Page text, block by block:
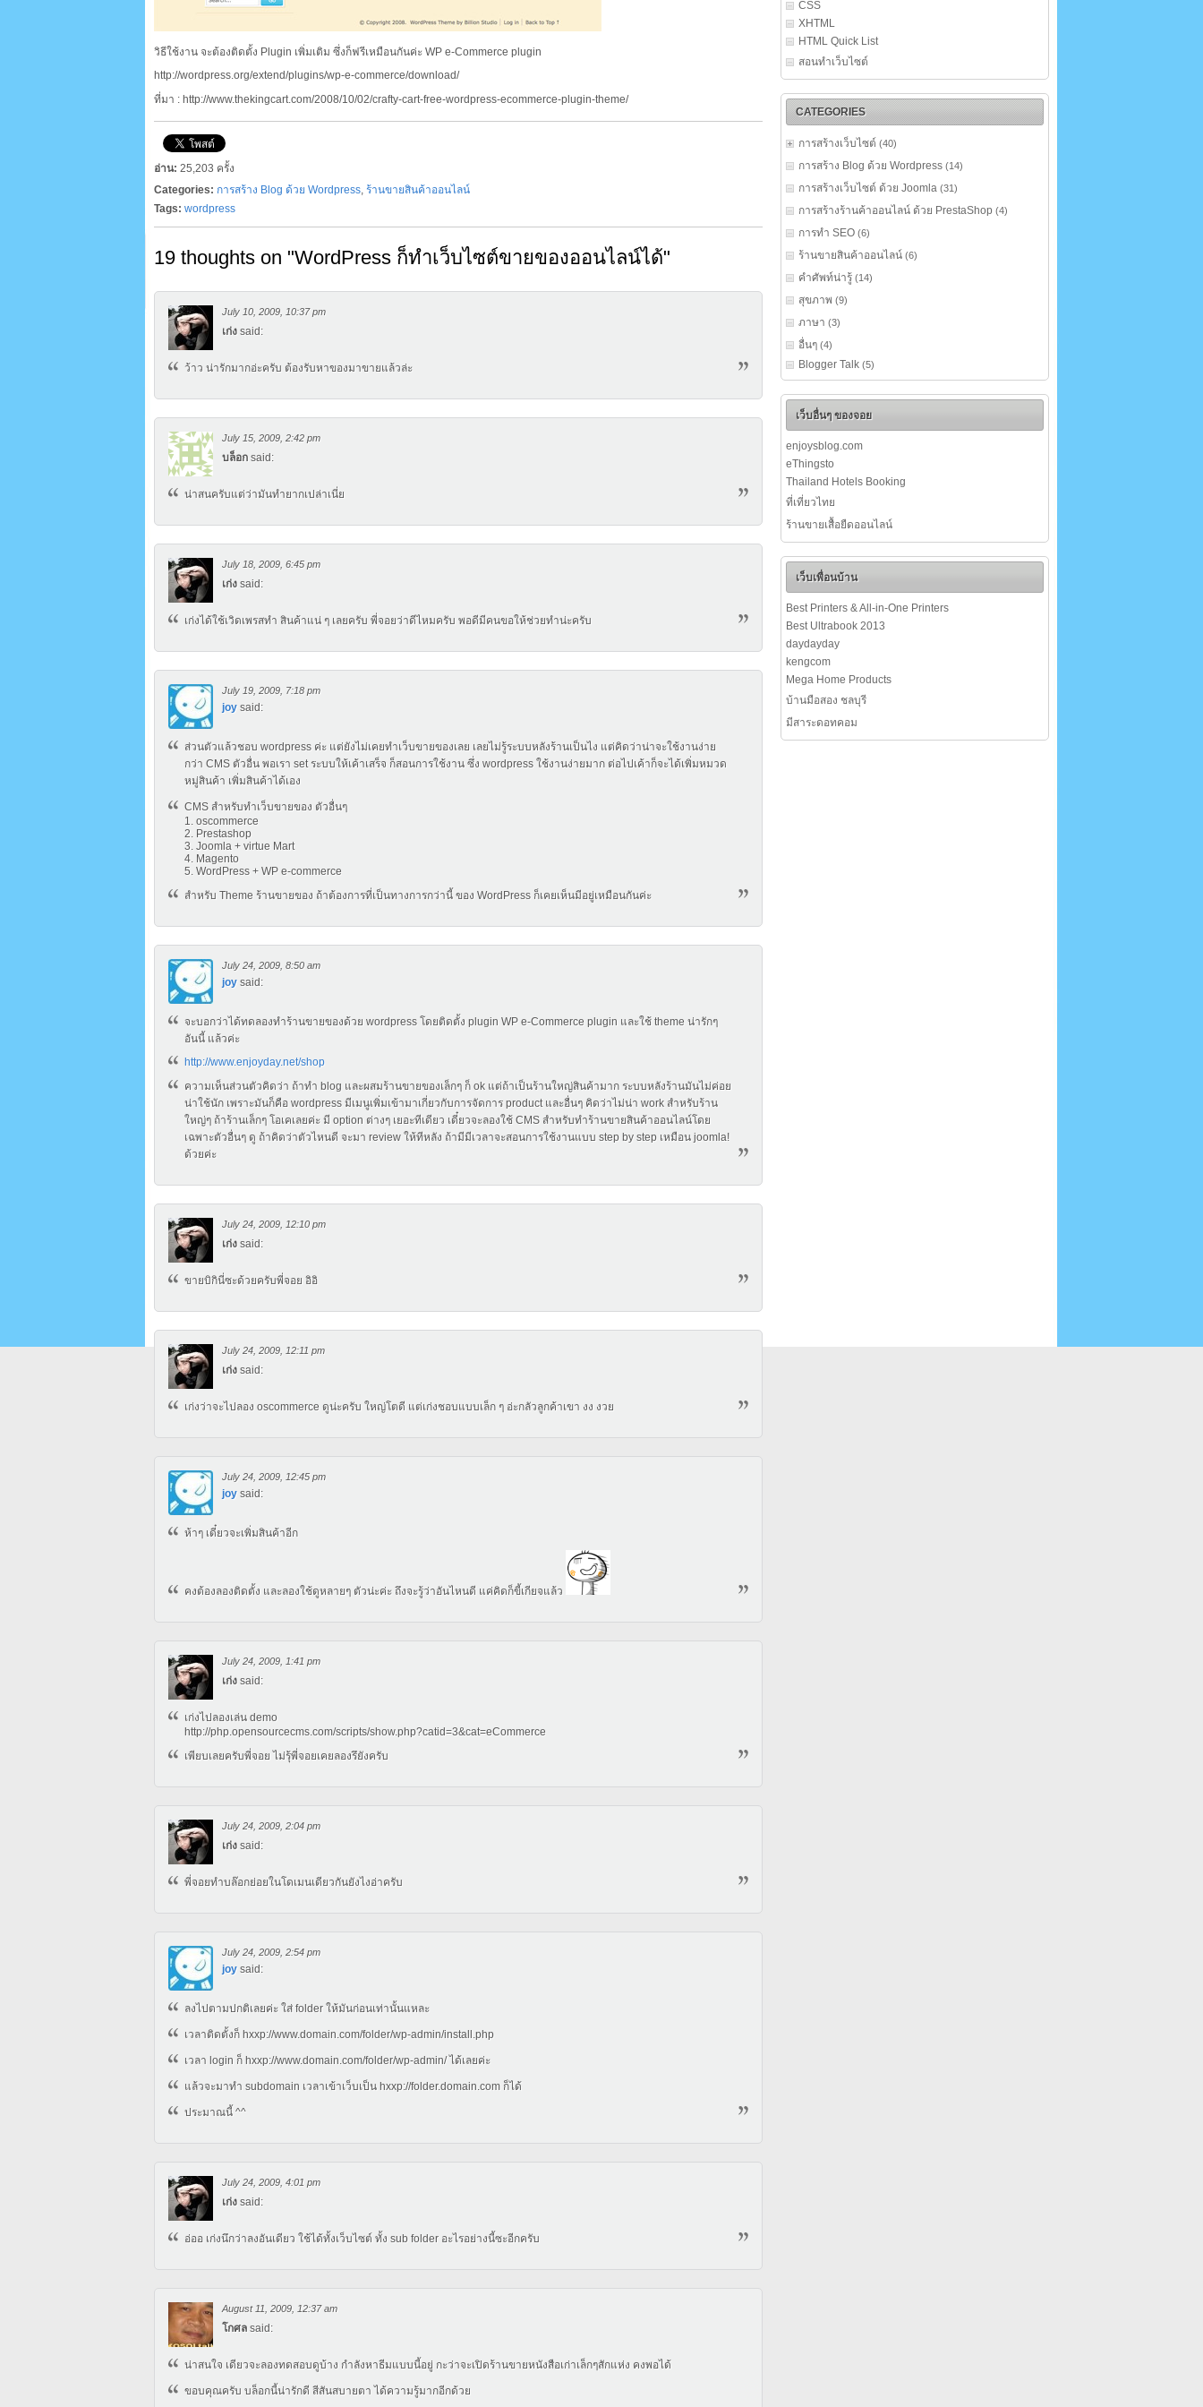
วิธีใช้งาน จะต้องติดตั้ง Plugin เพิ่มเติม ซึ่งก็ฟรีเหมือนกันค่ะ WP e-Commerce plugin
http://wordpress.org/extend/plugins/wp-e-commerce/download/
ที่มา : http://www.thekingcart.com/2008/10/02/crafty-cart-free-wordpress-ecommerce-plugin-theme/
อ่าน: 25,203 ครั้ง
Categories: การสร้าง Blog ด้วย Wordpress, ร้านขายสินค้าออนไลน์
Tags: wordpress
19 thoughts on "WordPress ก็ทำเว็บไซต์ขายของออนไลน์ได้"
July 10, 2009, 10:37 pm
เก่ง said:
ว้าว น่ารักมากอ่ะครับ ต้องรับหาของมาขายแล้วล่ะ
July 15, 2009, 2:42 pm
บล็อก said:
น่าสนครับแต่ว่ามันทำยากเปล่าเนี่ย
July 18, 2009, 6:45 pm
เก่ง said:
เก่งได้ใช้เวิดเพรสทำ สินค้าแน่ ๆ เลยครับ พี่จอยว่าดีไหมครับ พอดีมีคนขอให้ช่วยทำน่ะครับ
July 19, 2009, 7:18 pm
joy said:
ส่วนตัวแล้วชอบ wordpress ค่ะ แต่ยังไม่เคยทำเว็บขายของเลย เลยไม่รู้ระบบหลังร้านเป็นไง แต่คิดว่าน่าจะใช้งานง่าย
กว่า CMS ตัวอื่น พอเรา set ระบบให้เค้าเสร็จ ก็สอนการใช้งาน ซึ่ง wordpress ใช้งานง่ายมาก ต่อไปเค้าก็จะได้เพิ่มหมวด
หมู่สินค้า เพิ่มสินค้าได้เอง
CMS สำหรับทำเว็บขายของ ตัวอื่นๆ
1. oscommerce
2. Prestashop
3. Joomla + virtue Mart
4. Magento
5. WordPress + WP e-commerce
สำหรับ Theme ร้านขายของ ถ้าต้องการที่เป็นทางการกว่านี้ ของ WordPress ก็เคยเห็นมีอยู่เหมือนกันค่ะ
July 24, 2009, 8:50 am
joy said:
จะบอกว่าได้ทดลองทำร้านขายของด้วย wordpress โดยติดตั้ง plugin WP e-Commerce plugin และใช้ theme น่ารักๆ
อันนี้ แล้วค่ะ
http://www.enjoyday.net/shop
ความเห็นส่วนตัวคิดว่า ถ้าทำ blog และผสมร้านขายของเล็กๆ ก็ ok แต่ถ้าเป็นร้านใหญ่สินค้ามาก ระบบหลังร้านมันไม่ค่อย
น่าใช้นัก เพราะมันก็คือ wordpress มีเมนูเพิ่มเข้ามาเกี่ยวกับการจัดการ product และอื่นๆ คิดว่าไม่น่า work สำหรับร้าน
ใหญ่ๆ ถ้าร้านเล็กๆ โอเคเลยค่ะ มี option ต่างๆ เยอะทีเดียว เดี๋ยวจะลองใช้ CMS สำหรับทำร้านขายสินค้าออนไลน์โดย
เฉพาะตัวอื่นๆ ดู ถ้าคิดว่าตัวไหนดี จะมา review ให้ทีหลัง ถ้ามีมีเวลาจะสอนการใช้งานแบบ step by step เหมือน joomla!
ด้วยค่ะ
July 24, 2009, 12:10 pm
เก่ง said:
ขายบิกินี่ซะด้วยครับพี่จอย อิอิ
July 24, 2009, 12:11 pm
เก่ง said:
เก่งว่าจะไปลอง oscommerce ดูน่ะครับ ใหญ่โตดี แต่เก่งชอบแบบเล็ก ๆ อ่ะกลัวลูกค้าเขา งง งวย
July 24, 2009, 12:45 pm
joy said:
ห้าๆ เดี๋ยวจะเพิ่มสินค้าอีก
คงต้องลองติดตั้ง และลองใช้ดูหลายๆ ตัวน่ะค่ะ ถึงจะรู้ว่าอันไหนดี แค่คิดก็ขี้เกียจแล้ว
July 24, 2009, 1:41 pm
เก่ง said:
เก่งไปลองเล่น demo
http://php.opensourcecms.com/scripts/show.php?catid=3&cat=eCommerce
เพียบเลยครับพี่จอย ไม่รุ้พี่จอยเคยลองรึยังครับ
July 24, 2009, 2:04 pm
เก่ง said:
พี่จอยทำบล๊อกย่อยในโดเมนเดียวกันยังไงอ่าครับ
July 24, 2009, 2:54 pm
joy said:
ลงไปตามปกติเลยค่ะ ใส่ folder ให้มันก่อนเท่านั้นแหละ
เวลาติดตั้งก็ hxxp://www.domain.com/folder/wp-admin/install.php
เวลา login ก็ hxxp://www.domain.com/folder/wp-admin/ ได้เลยค่ะ
แล้วจะมาทำ subdomain เวลาเข้าเว็บเป็น hxxp://folder.domain.com ก็ได้
ประมาณนี้ ^^
July 24, 2009, 4:01 pm
เก่ง said:
อ่ออ เก่งนึกว่าลงอันเดียว ใช้ได้ทั้งเว็บไซต์ ทั้ง sub folder อะไรอย่างนี้ซะอีกครับ
August 11, 2009, 12:37 am
โกศล said:
น่าสนใจ เดียวจะลองทดสอบดูบ้าง กำลังหาธีมแบบนี้อยู่ กะว่าจะเปิดร้านขายหนังสือเก่าเล็กๆสักแห่ง คงพอได้
ขอบคุณครับ บล็อกนี้น่ารักดี สีสันสบายตา ได้ความรู้มากอีกด้วย
CSS
XHTML
HTML Quick List
สอนทำเว็บไซต์
CATEGORIES
การสร้างเว็บไซต์ (40)
การสร้าง Blog ด้วย Wordpress (14)
การสร้างเว็บไซต์ ด้วย Joomla (31)
การสร้างร้านค้าออนไลน์ ด้วย PrestaShop (4)
การทำ SEO (6)
ร้านขายสินค้าออนไลน์ (6)
คำศัพท์น่ารู้ (14)
สุขภาพ (9)
ภาษา (3)
อื่นๆ (4)
Blogger Talk (5)
เว็บอื่นๆ ของจอย
enjoysblog.com
eThingsto
Thailand Hotels Booking
ที่เที่ยวไทย
ร้านขายเสื้อยืดออนไลน์
เว็บเพื่อนบ้าน
Best Printers & All-in-One Printers
Best Ultrabook 2013
daydayday
kengcom
Mega Home Products
บ้านมือสอง ชลบุรี
มีสาระดอทคอม